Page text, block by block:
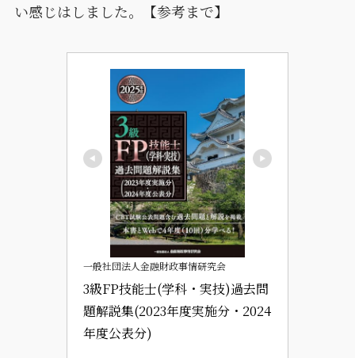
い感じはしました。【参考まで】
一般社団法人金融財政事情研究会
3級FP技能士(学科・実技)過去問
題解説集(2023年度実施分・2024
年度公表分)